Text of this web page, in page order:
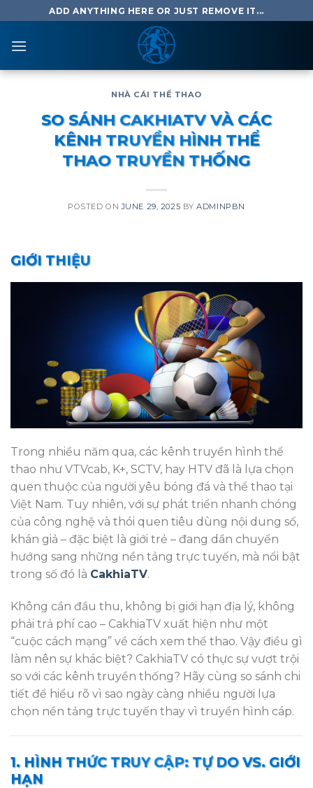
to
content
ADD ANYTHING HERE OR JUST REMOVE IT...
NHÀ CÁI THỂ THAO
SO SÁNH CAKHIATV VÀ CÁC
KÊNH TRUYỀN HÌNH THỂ
THAO TRUYỀN THỐNG
POSTED ONJUNE 29, 2025 BYADMINPBN
GIỚI THIỆU
Trong nhiều năm qua, các kênh truyền hình thể
thao như VTVcab, K+, SCTV, hay HTV đã là lựa chọn
quen thuộc của người yêu bóng đá và thể thao tại
Việt Nam. Tuy nhiên, với sự phát triển nhanh chóng
của công nghệ và thói quen tiêu dùng nội dung số,
khán giả – đặc biệt là giới trẻ – đang dần chuyển
hướng sang những nền tảng trực tuyến, mà nổi bật
trong số đó là CakhiaTV.
Không cần đầu thu, không bị giới hạn địa lý, không
phải trả phí cao – CakhiaTV xuất hiện như một
“cuộc cách mạng” về cách xem thể thao. Vậy điều gì
làm nên sự khác biệt? CakhiaTV có thực sự vượt trội
so với các kênh truyền thống? Hãy cùng so sánh chi
tiết để hiểu rõ vì sao ngày càng nhiều người lựa
chọn nền tảng trực tuyến thay vì truyền hình cáp.
1. HÌNH THỨC TRUY CẬP: TỰ DO VS. GIỚI
HẠN